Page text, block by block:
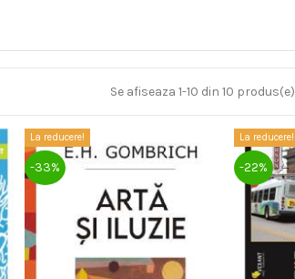
Se afiseaza 1-10 din 10 produs(e)
La reducere!
-33%
La reducere!
-22%